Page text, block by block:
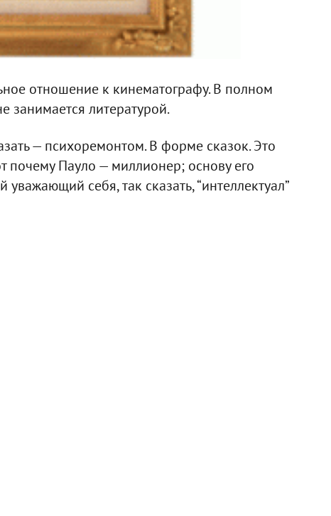
отношение к кинематографу. В полном
занимается литературой.
— психоремонтом. В форме сказок. Это
почему Пауло — миллионер; основу его
себя, так сказать, “интеллектуал”